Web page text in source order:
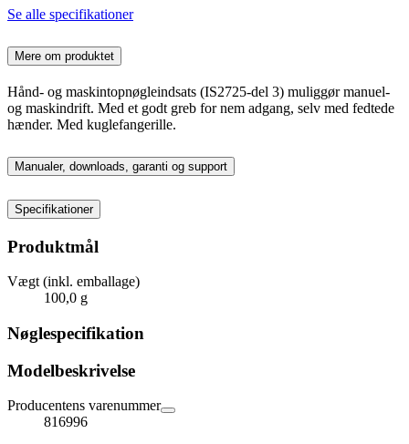
Se alle specifikationer
Mere om produktet
Hånd- og maskintopnøgleindsats (IS2725-del 3) muliggør manuel-
og maskindrift. Med et godt greb for nem adgang, selv med fedtede
hænder. Med kuglefangerille.
Manualer, downloads, garanti og support
Specifikationer
Produktmål
Vægt (inkl. emballage)
100,0 g
Nøglespecifikation
Modelbeskrivelse
Producentens varenummer
816996